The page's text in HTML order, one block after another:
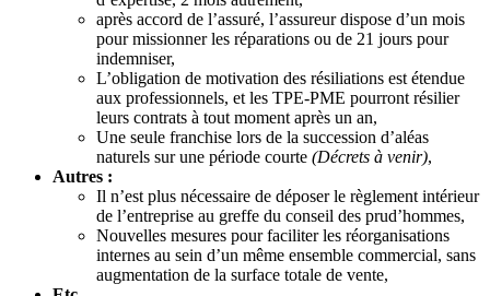
après accord de l’assuré, l’assureur dispose d’un mois
pour missionner les réparations ou de 21 jours pour
indemniser,
L’obligation de motivation des résiliations est étendue
aux professionnels, et les TPE-PME pourront résilier
leurs contrats à tout moment après un an,
Une seule franchise lors de la succession d’aléas
naturels sur une période courte (Décrets à venir),
Autres :
Il n’est plus nécessaire de déposer le règlement intérieur
de l’entreprise au greffe du conseil des prud’hommes,
Nouvelles mesures pour faciliter les réorganisations
internes au sein d’un même ensemble commercial, sans
augmentation de la surface totale de vente,